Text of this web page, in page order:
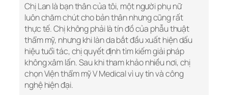
Chị Lan là bạn thân của tôi, một người phụ nữ
luôn chăm chút cho bản thân nhưng cũng rất
thực tế. Chị không phải là tín đồ của phẫu thuật
thẩm mỹ, nhưng khi làn da bắt đầu xuất hiện dấu
hiệu tuổi tác, chị quyết định tìm kiếm giải pháp
không xâm lấn. Sau khi tham khảo nhiều nơi, chị
chọn Viện thẩm mỹ V Medical vì uy tín và công
nghệ hiện đại.